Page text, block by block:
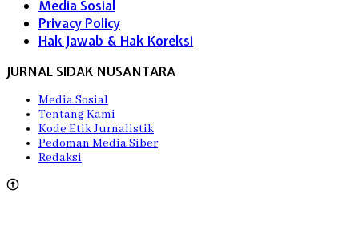
Media Sosial
Privacy Policy
Hak Jawab & Hak Koreksi
JURNAL SIDAK NUSANTARA
Media Sosial
Tentang Kami
Kode Etik Jurnalistik
Pedoman Media Siber
Redaksi